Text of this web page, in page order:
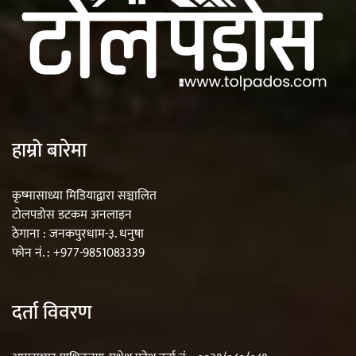
हाम्रो बारेमा
कृष्मासाध्या मिडियाद्वारा सञ्चालित
टोलपडोस डटकम अनलाइन
ठेगाना : जनकपुरधाम-३. धनुषा
फोन नं. : +977-9851083339
दर्ता विवरण